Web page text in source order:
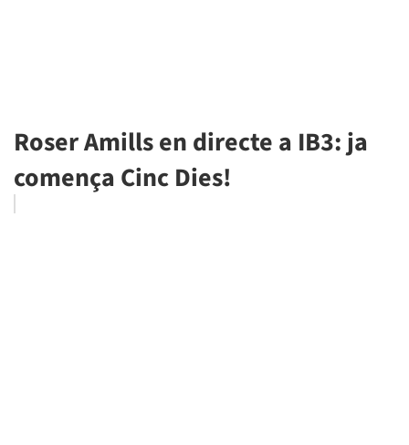
Roser Amills en directe a IB3: ja
comença Cinc Dies!